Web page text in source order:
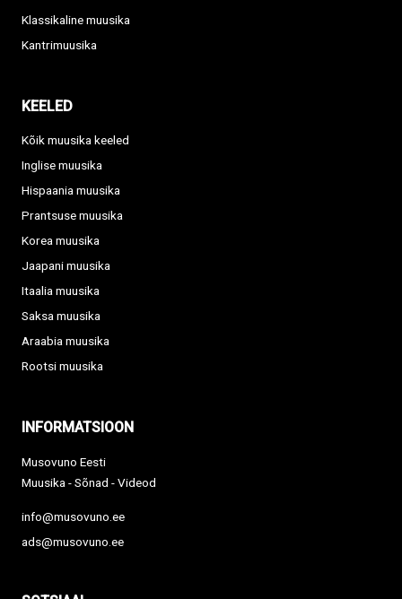
Klassikaline muusika
Kantrimuusika
KEELED
Kõik muusika keeled
Inglise muusika
Hispaania muusika
Prantsuse muusika
Korea muusika
Jaapani muusika
Itaalia muusika
Saksa muusika
Araabia muusika
Rootsi muusika
INFORMATSIOON
Musovuno Eesti
Muusika - Sõnad - Videod
info@musovuno.ee
ads@musovuno.ee